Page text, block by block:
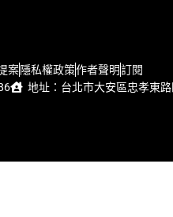
案隱私權政策作者聲明訂閱
地址：台北市大安區忠孝東